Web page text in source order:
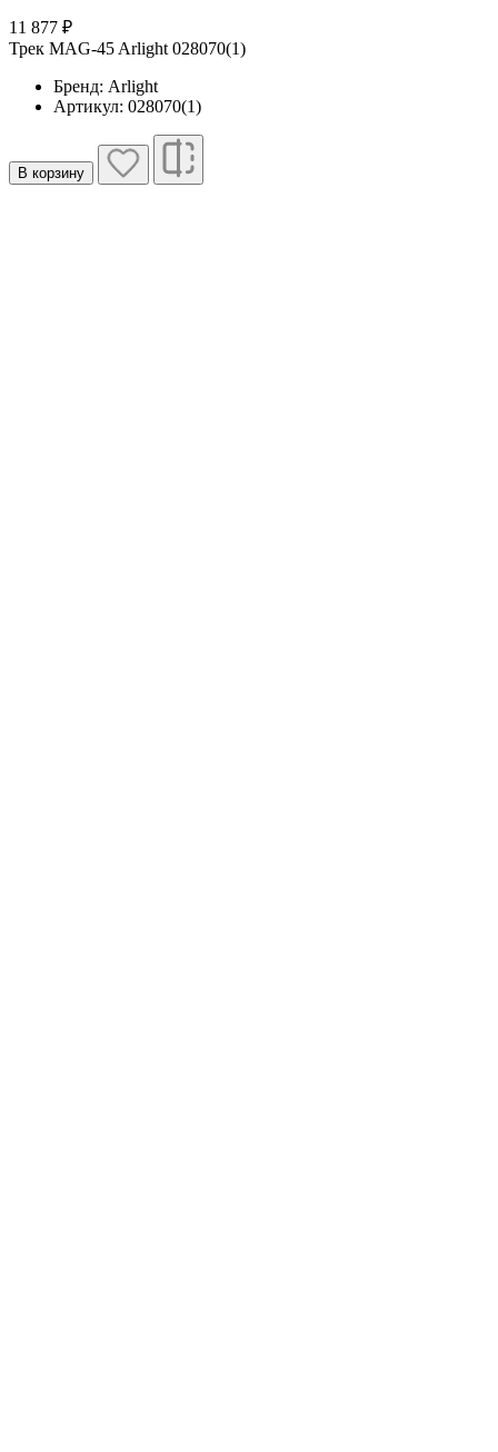
11 877 ₽
Трек MAG-45 Arlight 028070(1)
Бренд: Arlight
Артикул: 028070(1)
В корзину